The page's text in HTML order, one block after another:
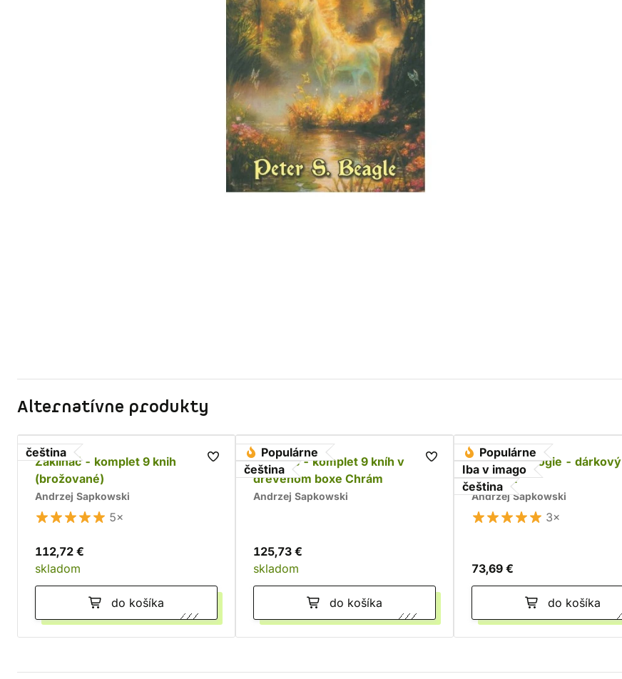
Alternatívne produkty
čeština
Zaklínač - komplet 9 knih
(brožované)
Andrzej Sapkowski
5×
112,72 €
skladom
do košíka
Populárne
čeština
Zaklínač - komplet 9 kníh v
drevenom boxe Chrám
Andrzej Sapkowski
125,73 €
skladom
do košíka
Populárne
Iba v imago
čeština
Husitská trilogie - dárkový
komplet
Andrzej Sapkowski
3×
73,69 €
do košíka